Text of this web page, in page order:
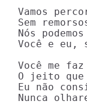
Vamos
Sem
Nós
Você e eu,
Você me
O jeito que
Eu não
Nunca